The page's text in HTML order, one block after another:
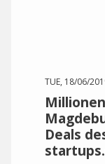
TUE, 18/06/
Deals